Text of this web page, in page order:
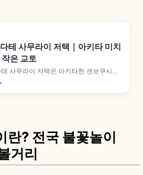
테 사무라이 저택｜아키타 미치
작은 교토
사무라이 저택은 아키타현 센보쿠시의
의 작은 교토'로 불리는 역사 지구로, '사무
? 전국 불꽃놀이
거리